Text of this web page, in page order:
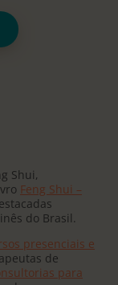
Shui,
Feng Shui –
do Brasil.
presenciais e
de
para